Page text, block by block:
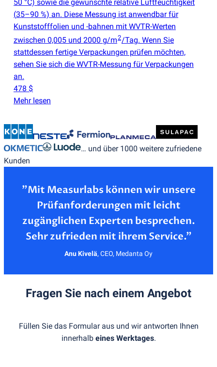
50 °C) sowie die gewünschte relative Luftfeuchtigkeit
(35–90 %) an. Diese Messung ist anwendbar für
Kunststofffolien und -bahnen mit WVTR-Werten
zwischen 0,005 und 2000 g/m2/Tag. Wenn Sie
stattdessen fertige Verpackungen prüfen möchten,
sehen Sie sich die WVTR-Messung für Verpackungen
an.
478 $
Mehr lesen
… und über 1000 weitere zufriedene
Kunden
”Mit Measurlabs können wir unsere
Prüfanforderungen mit leicht
zugänglichen Experten besprechen.
Anu Kivelä, CEO, Medanta Oy
Fragen Sie nach einem Angebot
Füllen Sie das Formular aus und wir antworten Ihnen
innerhalb eines Werktages.